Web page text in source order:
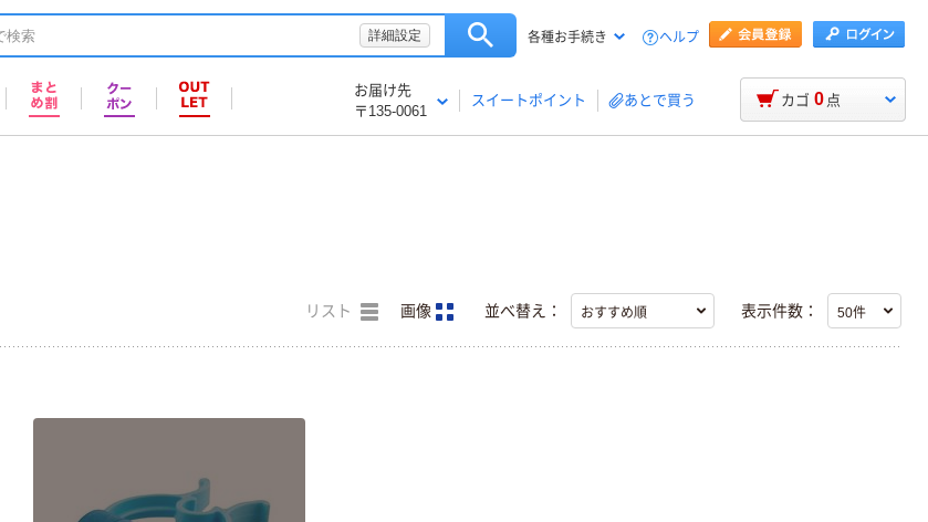
詳細設定 各種お手続き ヘルプ
お届け先
〒135-0061
スイートポイント あとで買う カゴ 0 点
リスト 画像 並べ替え： 表示件数：